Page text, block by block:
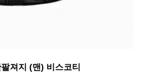
져지 (맨) 비스코티